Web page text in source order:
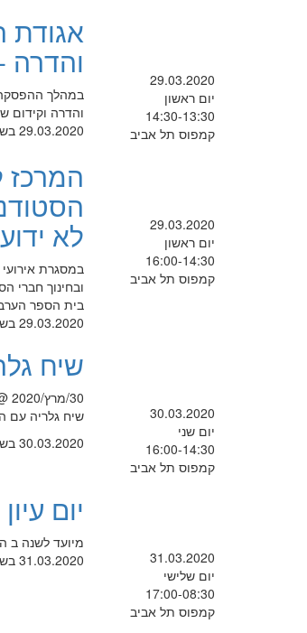
29.03.2020
יום ראשון
14:30-13:30
קמפוס תל אביב
אגודת
והדרה
והדרה וקידום
29.03.2020 בשעה 14:30-13:30
29.03.2020
יום ראשון
16:00-14:30
קמפוס תל אביב
המרכז
לא ידוע
במסגרת
ובחינוך חברי
בית הספר
29.03.2020 בשעה 16:00-14:30
30.03.2020
יום שני
16:00-14:30
קמפוס תל אביב
שיח
30/מרץ/2020 @ 14:30 - 16:00 -
שיח גלריה עם
30.03.2020 בשעה 16:00-14:30
31.03.2020
יום שלישי
17:00-08:30
קמפוס תל אביב
יום
מיועד לשנה ב
31.03.2020 בשעה 17:00-08:30